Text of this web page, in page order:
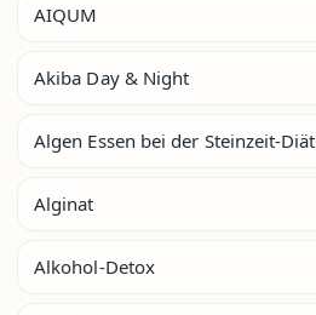
AIQUM
Akiba Day & Night
Algen Essen bei der Steinzeit-Diät
Alginat
Alkohol-Detox